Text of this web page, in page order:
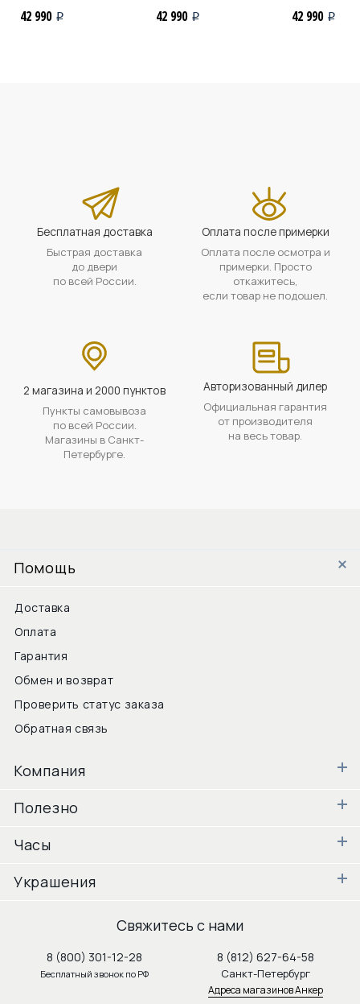
42 990 i 42 990 i 42 990 i
Бесплатная доставка
Быстрая доставка
до двери
по всей России.
Оплата после примерки
Оплата после осмотра и
примерки. Просто
откажитесь,
если товар не подошел.
2 магазина и 2000 пунктов
Пункты самовывоза
по всей России.
Магазины в Санкт-
Петербурге.
Авторизованный дилер
Официальная гарантия
от производителя
на весь товар.
Помощь
Доставка
Оплата
Гарантия
Обмен и возврат
Проверить статус заказа
Обратная связь
Компания
Полезно
Часы
Украшения
Свяжитесь с нами
8 (800) 301-12-28
Бесплатный звонок по РФ
8 (812) 627-64-58
Санкт-Петербург
Адреса магазинов Анкер